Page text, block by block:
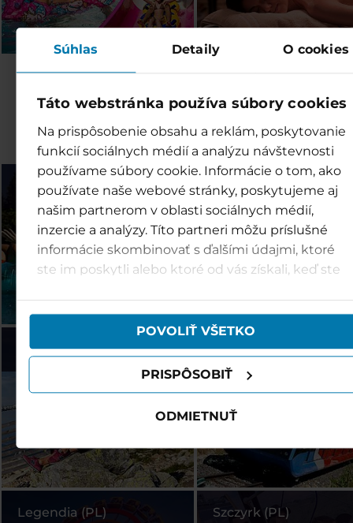
Súhlas Detaily O cookies
Táto webstránka používa súbory cookies
Na prispôsobenie obsahu a reklám, poskytovanie
funkcií sociálnych médií a analýzu návštevnosti
používame súbory cookie. Informácie o tom, ako
používate naše webové stránky, poskytujeme aj
našim partnerom v oblasti sociálnych médií,
inzercie a analýzy. Títo partneri môžu príslušné
informácie skombinovať s ďalšími údajmi, ktoré
ste im poskytli alebo ktoré od vás získali, keď ste
POVOLIŤ VŠETKO
PRISPÔSOBIŤ
ODMIETNUŤ
Objevte další
rodiny TMR
Bešeňová (SK) Tatralandia (SK)
Jasná (SK) Vysoké Tatry (SK)
Legendia (PL) Szczyrk (PL)